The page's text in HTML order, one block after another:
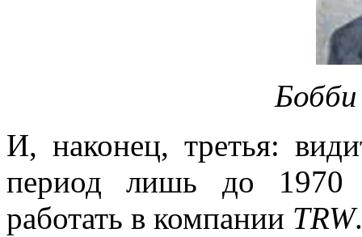
И, наконец, третья:
период лишь до 1970
работать в компании TRW.